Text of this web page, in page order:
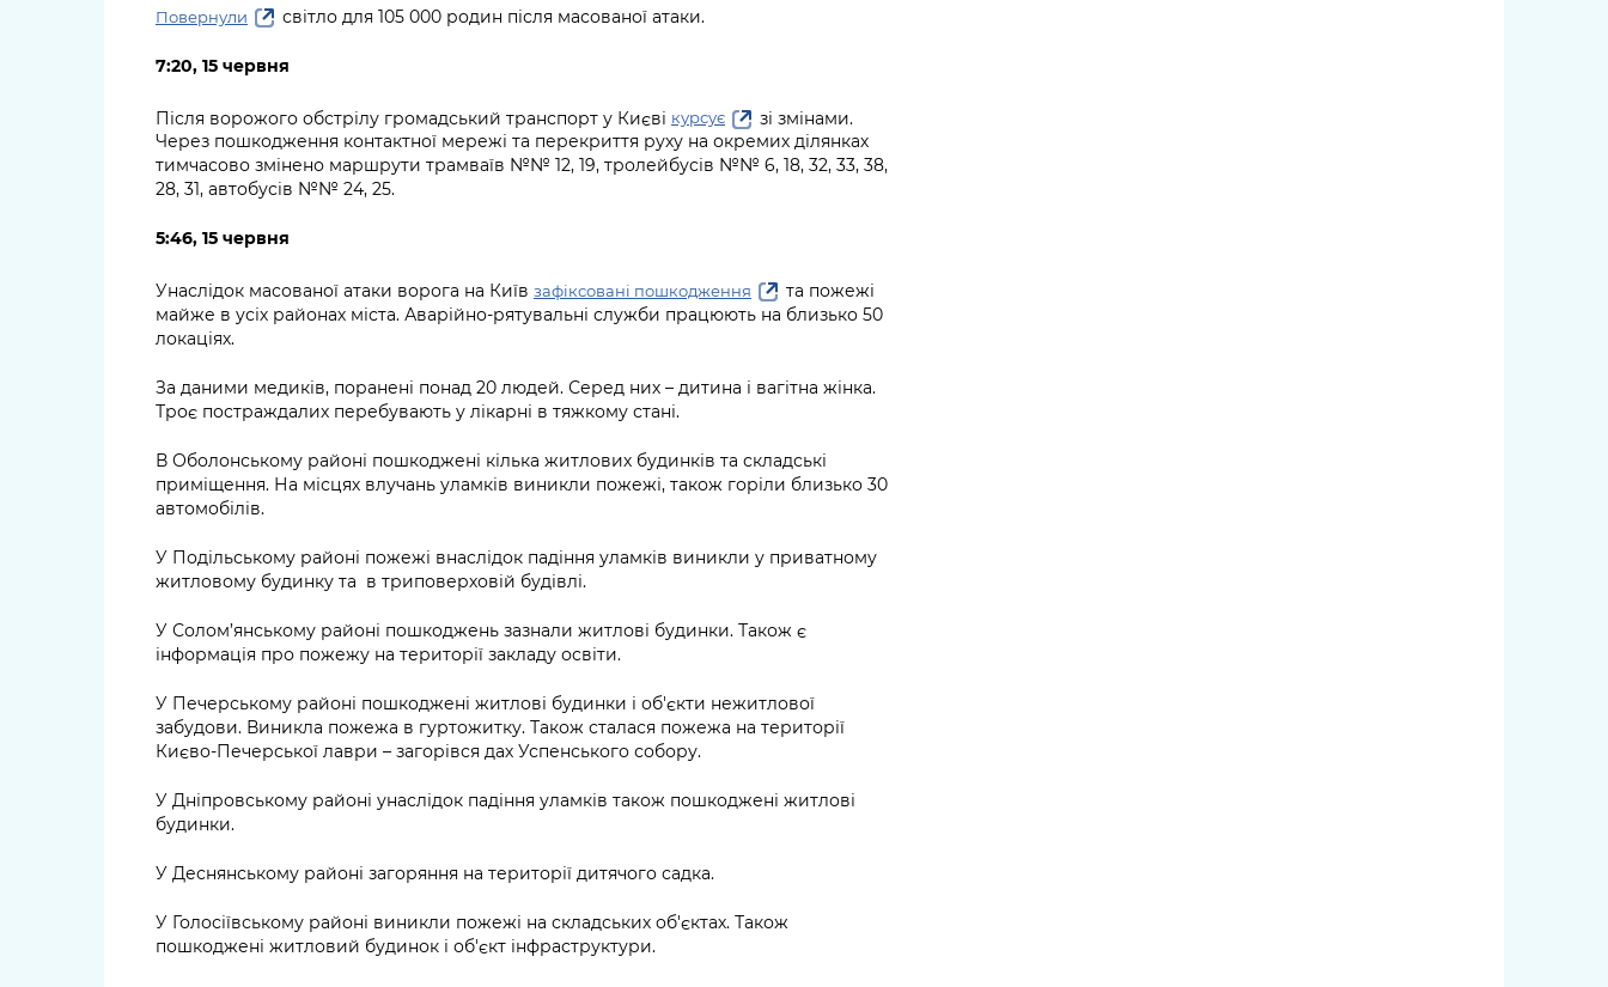
Повернули світло для 105 000 родин після масованої атаки.
7:20, 15 червня
Після ворожого обстрілу громадський транспорт у Києві курсує
зі змінами.
Через пошкодження контактної мережі та перекриття руху на окремих ділянках
тимчасово змінено маршрути трамваїв №№ 12, 19, тролейбусів №№ 6, 18, 32, 33, 38,
28, 31, автобусів №№ 24, 25.
5:46, 15 червня
Унаслідок масованої атаки ворога на Київ зафіксовані пошкодження
та пожежі
майже в усіх районах міста. Аварійно-рятувальні служби працюють на близько 50
локаціях.
За даними медиків, поранені понад 20 людей. Серед них – дитина і вагітна жінка.
Троє постраждалих перебувають у лікарні в тяжкому стані.
В Оболонському районі пошкоджені кілька житлових будинків та складські
приміщення. На місцях влучань уламків виникли пожежі, також горіли близько 30
автомобілів.
У Подільському районі пожежі внаслідок падіння уламків виникли у приватному
житловому будинку та в триповерховій будівлі.
У Солом’янському районі пошкоджень зазнали житлові будинки. Також є
інформація про пожежу на території закладу освіти.
У Печерському районі пошкоджені житлові будинки і об'єкти нежитлової
забудови. Виникла пожежа в гуртожитку. Також сталася пожежа на території
Києво-Печерської лаври – загорівся дах Успенського собору.
У Дніпровському районі унаслідок падіння уламків також пошкоджені житлові
будинки.
У Деснянському районі загоряння на території дитячого садка.
У Голосіївському районі виникли пожежі на складських об'єктах. Також
пошкоджені житловий будинок і об'єкт інфраструктури.